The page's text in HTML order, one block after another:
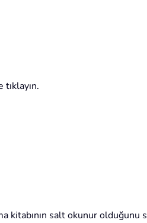
kitabının salt okunur